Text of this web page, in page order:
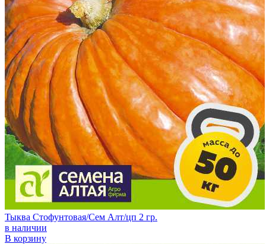
Тыква Стофунтовая/Сем Алт/цп 2 гр.
в наличии
В корзину